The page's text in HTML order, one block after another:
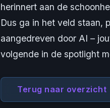
herinnert aan de
Dus ga in het veld staan,
aangedreven door AI –
volgende in de spotlight
Terug naar overzicht